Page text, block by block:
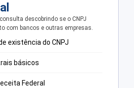
descobrindo se o CNPJ
com bancos e outras empresas.
existência do CNPJ
básicos
Federal